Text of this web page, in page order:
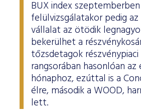
BUX index
felülvizsgálatakor pedig
vállalat az ötödik
bekerülhet a
tőzsdetagok
rangsorában hasonlóan
hónaphoz, ezúttal is a
élre, második a WOOD,
lett.